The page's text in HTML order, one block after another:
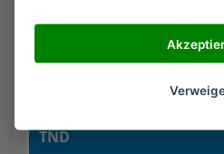
1 TND =
TND